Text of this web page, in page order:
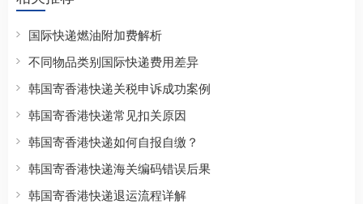
国际快递燃油附加费解析
不同物品类别国际快递费用差异
韩国寄香港快递关税申诉成功案例
韩国寄香港快递常见扣关原因
韩国寄香港快递如何自报自缴？
韩国寄香港快递海关编码错误后果
韩国寄香港快递退运流程详解